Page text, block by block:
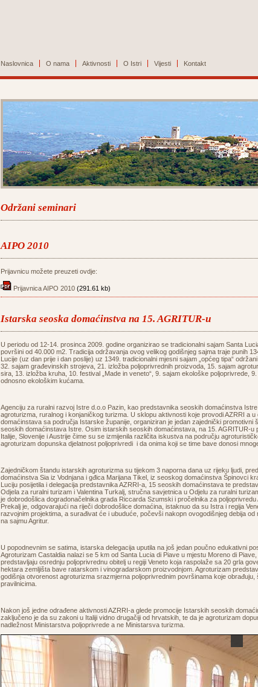
Naslovnica O nama Aktivnosti O Istri Vijesti Kontakt
Održani seminari
AIPO 2010
Prijavnicu možete preuzeti ovdje:
Prijavnica AIPO 2010 (291.61 kb)
Istarska seoska domaćinstva na 15. AGRITUR-u
U periodu od 12-14. prosinca 2009. godine organizirao se tradicionalni sajam Santa
površini od 40.000 m2. Tradicija održavanja ovog velikog godišnjeg sajma traje punih
Lucije (uz dan prije i dan poslije) uz 1349. tradicionalni mjesni sajam „općeg tipa“
32. sajam građevinskih strojeva, 21. izložba poljoprivrednih proizvoda, 15. sajam
sira, 13. izložba kruha, 10. festival „Made in veneto“, 9. sajam ekološke poljoprivrede,
odnosno ekološkim kućama.
Agenciju za ruralni razvoj Istre d.o.o Pazin, kao predstavnika seoskih domaćinstva
agroturizma, ruralnog i konjaničkog turizma. U sklopu aktivnosti koje provodi AZRRI a
domaćinstava sa područja Istarske županije, organiziran je jedan zajednički promotivni
seoskih domaćinstava Istre. Osim istarskih seoskih domaćinstava, na 15. AGRITUR-u
Italije, Slovenije i Austrije čime su se izmijenila različita iskustva na području
agroturizam dopunska djelatnost poljoprivredi i da onima koji se time bave donosi
Zajedničkom štandu istarskih agroturizma su tijekom 3 naporna dana uz rijeku ljudi,
domaćinstva Sia iz Vodnjana i gđica Marijana Tikel, iz seoskog domaćinstva Špinovci
Luciju posijetila i delegacija predstavnika AZRRI-a, 15 seoskih domaćinstava te
Odjela za ruralni turizam i Valentina Turkalj, stručna savjetnica u Odjelu za ruralni
je dobrodošlica dogradonačelnika grada Riccarda Szumski i pročelnika za
Prekalj je, odgovarajući na riječi dobrodošlice domaćina, istaknuo da su Istra i regija
razvojnim projektima, a surađivat će i ubuduće, počevši nakopn ovogodišnjeg debija
na sajmu Agritur.
U popodnevnim se satima, istarska delegacija uputila na još jedan poučno edukativni
Agroturizam Castaldia nalazi se 5 km od Santa Lucia di Piave u mjestu Moreno di
predstavljaju osrednju poljoprivrednu obitelj u regiji Veneto koja raspolaže sa 20 grla
hektara zemljišta bave ratarskom i vinogradarskom proizvodnjom. Agroturizam
godišnja otvorenost agroturizma srazmjerna poljoprivrednim površinama koje obrađuju,
pravilnicima.
Nakon još jedne odrađene aktivnosti AZRRI-a glede promocije Istarskih seoskih
zaključeno je da su zakoni u Italiji vidno drugačiji od hrvatskih, te da je agroturizam
nadležnost Ministarstva poljoprivrede a ne Ministarsva turizma.